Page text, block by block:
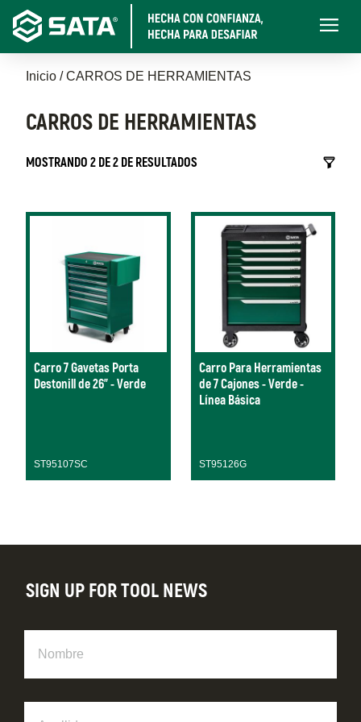
Pasar
contenido
principal
Main
Sobrescribir
enlaces
ayuda
a
navegación
Inicio CARROS DE HERRAMIENTAS
CARROS DE HERRAMIENTAS
MOSTRANDO 2 DE 2 DE RESULTADOS
Carro 7 Gavetas Porta
Destonill de 26" - Verde
ST95107SC
Carro Para Herramientas
de 7 Cajones - Verde -
Línea Básica
ST95126G
SIGN UP FOR TOOL NEWS